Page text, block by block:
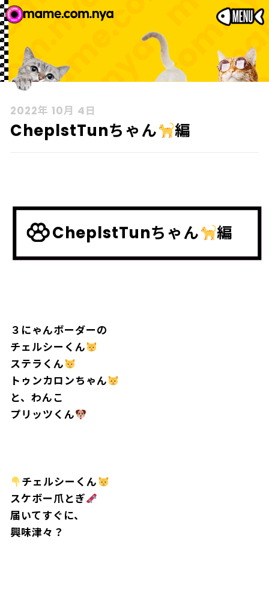
2022年 10月 4日
CheplstTunちゃん 編
CheplstTunちゃん 編
３にゃんボーダーの
チェルシーくん
ステラくん
トゥンカロンちゃん
と、わんこ
プリッツくん
チェルシーくん
スケボー爪とぎ
届いてすぐに、
興味津々？